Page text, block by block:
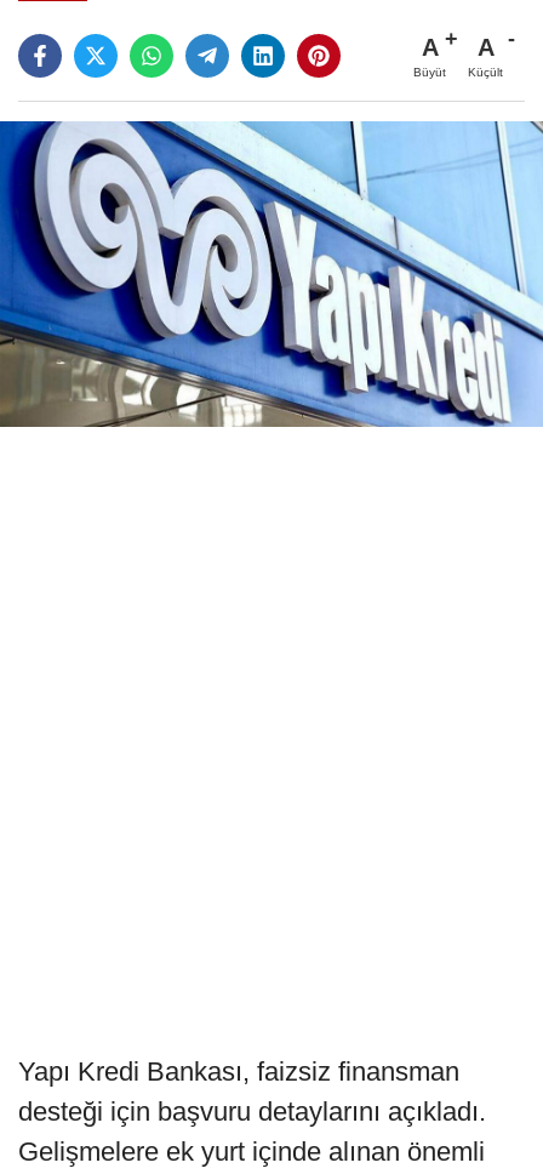
A
Büyüt
A
Küçült
Yapı Kredi Bankası, faizsiz finansman
desteği için başvuru detaylarını açıkladı.
Gelişmelere ek yurt içinde alınan önemli